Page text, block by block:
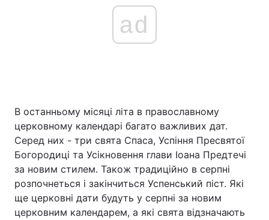
Головна Війна
Україна
Економіка Світ
Спорт Наука
Техно і зв'язок Лайт
ad
В останньому місяці літа в православному
церковному календарі багато важливих дат.
Серед них - три свята Спаса, Успіння Пресвятої
Богородиці та Усікновення глави Іоана Предтечі
за новим стилем. Також традиційно в серпні
розпочнеться і закінчиться Успенський піст. Які
ще церковні дати будуть у серпні за новим
церковним календарем, а які свята відзначають